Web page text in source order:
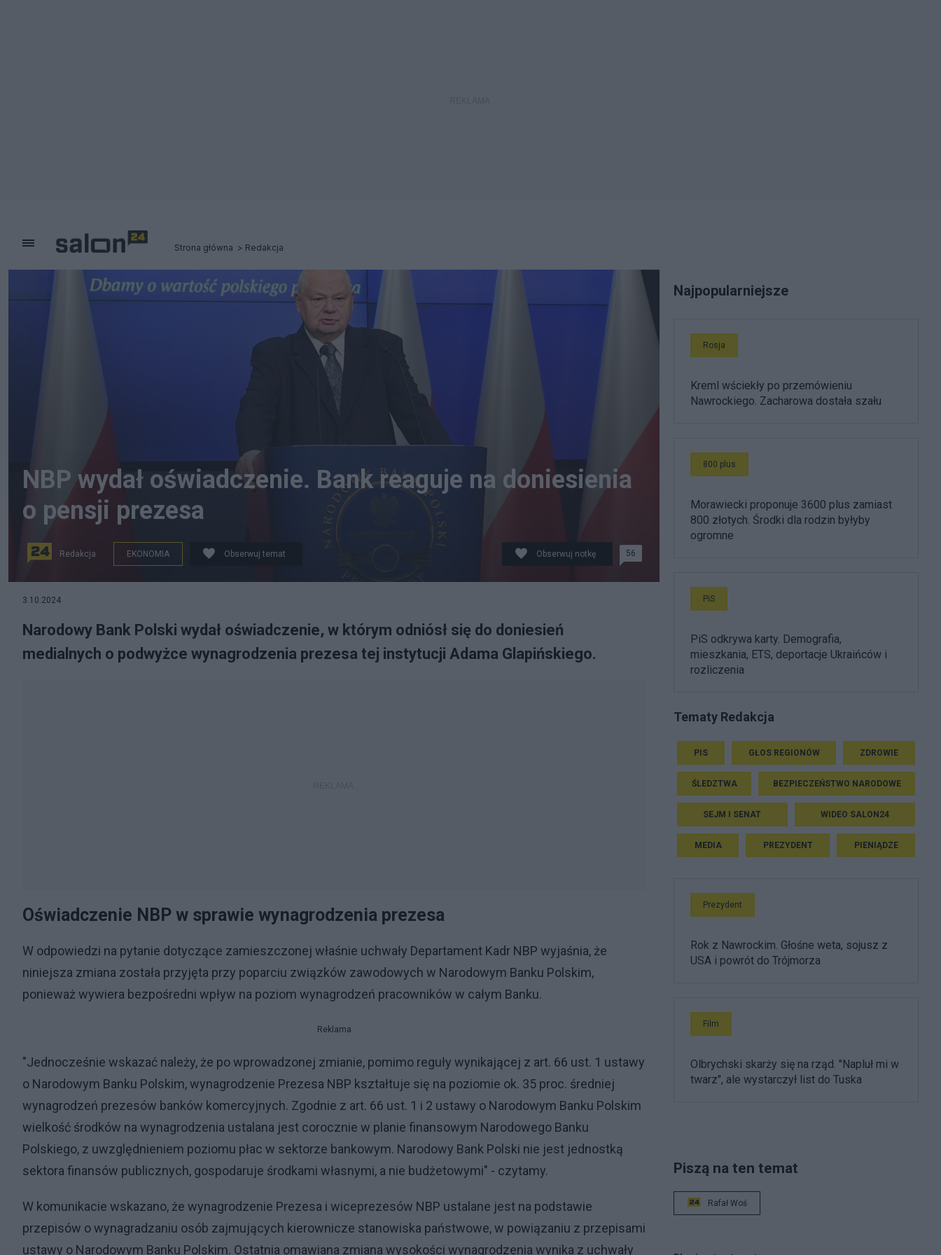
Strona główna Redakcja
Pietruszka
NBP wydał oświadczenie. Bank reaguje na doniesienia
o pensji prezesa
Redakcja EKONOMIA Obserwuj temat Obserwuj notkę 56
3.10.2024
Narodowy Bank Polski wydał oświadczenie, w którym odniósł się do doniesień
medialnych o podwyżce wynagrodzenia prezesa tej instytucji Adama Glapińskiego.
Oświadczenie NBP w sprawie wynagrodzenia prezesa
W odpowiedzi na pytanie dotyczące zamieszczonej właśnie uchwały Departament Kadr NBP wyjaśnia, że
niniejsza zmiana została przyjęta przy poparciu związków zawodowych w Narodowym Banku Polskim,
ponieważ wywiera bezpośredni wpływ na poziom wynagrodzeń pracowników w całym Banku.
Reklama
"Jednocześnie wskazać należy, że po wprowadzonej zmianie, pomimo reguły wynikającej z art. 66 ust. 1 ustawy
o Narodowym Banku Polskim, wynagrodzenie Prezesa NBP kształtuje się na poziomie ok. 35 proc. średniej
wynagrodzeń prezesów banków komercyjnych. Zgodnie z art. 66 ust. 1 i 2 ustawy o Narodowym Banku Polskim
wielkość środków na wynagrodzenia ustalana jest corocznie w planie finansowym Narodowego Banku
Polskiego, z uwzględnieniem poziomu płac w sektorze bankowym. Narodowy Bank Polski nie jest jednostką
sektora finansów publicznych, gospodaruje środkami własnymi, a nie budżetowymi" - czytamy.
W komunikacie wskazano, że wynagrodzenie Prezesa i wiceprezesów NBP ustalane jest na podstawie
przepisów o wynagradzaniu osób zajmujących kierownicze stanowiska państwowe, w powiązaniu z przepisami
ustawy o Narodowym Banku Polskim. Ostatnia omawiana zmiana wysokości wynagrodzenia wynika z uchwały
Najpopularniejsze
Rosja
Kreml wściekły po przemówieniu
Nawrockiego. Zacharowa dostała szału
800 plus
Morawiecki proponuje 3600 plus zamiast
800 złotych. Środki dla rodzin byłyby
ogromne
PiS
PiS odkrywa karty. Demografia,
mieszkania, ETS, deportacje Ukraińców i
rozliczenia
Tematy Redakcja
PIS GŁOS REGIONÓW ZDROWIE
ŚLEDZTWA BEZPIECZEŃSTWO NARODOWE
SEJM I SENAT WIDEO SALON24
MEDIA PREZYDENT PIENIĄDZE
Prezydent
Rok z Nawrockim. Głośne weta, sojusz z
USA i powrót do Trójmorza
Film
Olbrychski skarży się na rząd. "Napluł mi w
twarz", ale wystarczył list do Tuska
Piszą na ten temat
Rafał Woś